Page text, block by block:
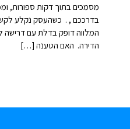
מסמכים בתוך דקות ספורות,
בדרככם , . כשהעסק נקלע
המלווה דופק בדלת עם דרישה
הדירה. האם הטענה […]